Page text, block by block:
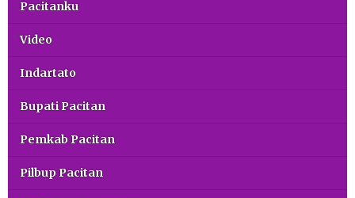
Pacitanku
Video
Indartato
Bupati Pacitan
Pemkab Pacitan
Pilbup Pacitan